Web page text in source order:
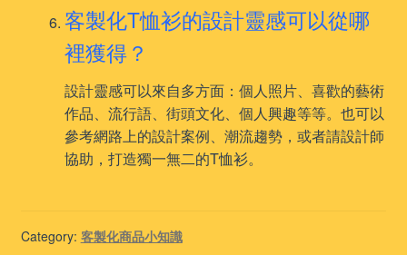
客製化T恤衫的設計靈感可以從哪
裡獲得？
設計靈感可以來自多方面：個人照片、喜歡的藝術
作品、流行語、街頭文化、個人興趣等等。也可以
參考網路上的設計案例、潮流趨勢，或者請設計師
協助，打造獨一無二的T恤衫。
Category: 客製化商品小知識